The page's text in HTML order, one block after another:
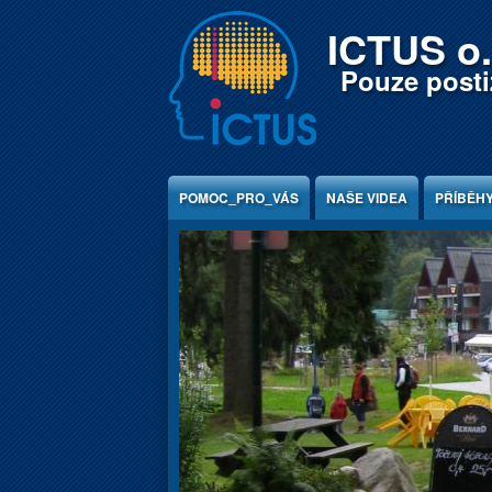
ICTUS
Pouze
POMOC_PRO_VÁS NAŠE VIDEA